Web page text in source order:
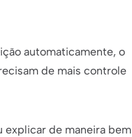
automaticamente, o
de mais controle
explicar de maneira bem